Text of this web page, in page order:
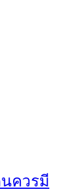
ควรมี